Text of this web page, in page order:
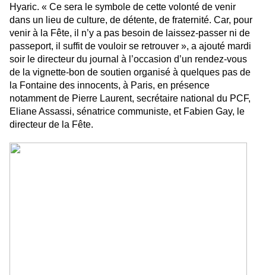
Hyaric. « Ce sera le symbole de cette volonté de venir
dans un lieu de culture, de détente, de fraternité. Car, pour
venir à la Fête, il n’y a pas besoin de laissez-passer ni de
passeport, il suffit de vouloir se retrouver », a ajouté mardi
soir le directeur du journal à l’occasion d’un rendez-vous
de la vignette-bon de soutien organisé à quelques pas de
la Fontaine des innocents, à Paris, en présence
notamment de Pierre Laurent, secrétaire national du PCF,
Eliane Assassi, sénatrice communiste, et Fabien Gay, le
directeur de la Fête.